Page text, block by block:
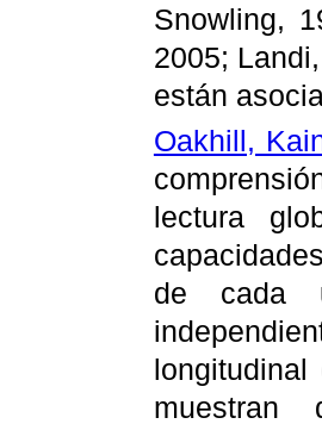
Snowling,
2005;
están
Oakhill,
lectura
de cada
muestran